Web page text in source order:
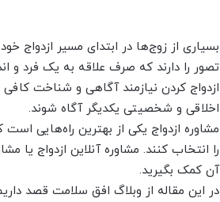
بسیاری از زوج‌ها در ابتدای مسیر ازدواج
تصور را دارند که صرف علاقه به یک فرد و
ازدواج کردن نیازمند آگاهی و شناخت
اخلاقی و شخصیتی یکدیگر آگاه شوند.
مشاوره ازدواج یکی از بهترین راه‌هایی
را انتخاب کنند. مشاوره آنلاین ازدواج یا
آن کمک بگیرید.
در این مقاله از وبلاگ افق سلامت قصد